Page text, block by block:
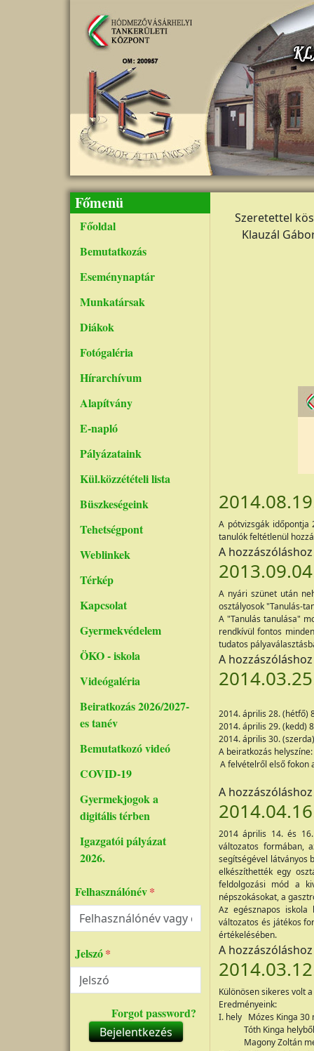
Főmenü
Főoldal
Bemutatkozás
Eseménynaptár
Munkatársak
Diákok
Fotógaléria
Hírarchívum
Alapítvány
E-napló
Pályázataink
Kül.közzétételi lista
Büszkeségeink
Tehetségpont
Weblinkek
Térkép
Kapcsolat
Gyermekvédelem
ÖKO - iskola
Videógaléria
Beiratkozás 2026/2027-
es tanév
Bemutatkozó videó
COVID-19
Gyermekjogok a
digitális térben
Igazgatói pályázat
2026.
Felhasználónév
Jelszó
Forgot password?
Bejelentkezés
Szeretettel
Klauzál
A pótvizsgák
tanulók feltétlenül
A
A nyári szünet után
osztályosok "Tanulás-
A "Tanulás tanulása"
rendkívül fontos
tudatos
A
2014. április 28. (hétfő)
2014. április 29. (kedd)
2014. április 30.
A beiratkozás
A felvételről első fokon
A
2014 április 14. és
változatos formában,
segítségével látványos
elkészíthették egy
feldolgozási mód a
népszokásokat, a
Az egésznapos iskola
változatos és játékos
értékelésében.
A
Különösen sikeres volt
Eredményeink:
I. hely Mózes Kinga 30
Tóth Kinga helyből
Magony Zoltán